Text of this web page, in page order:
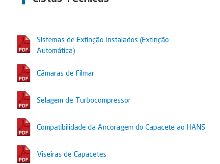
Sistemas de Extinção Instalados (Extinção
Automática)
Câmaras de Filmar
Selagem de Turbocompressor
Compatibilidade da Ancoragem do Capacete ao HANS
Viseiras de Capacetes